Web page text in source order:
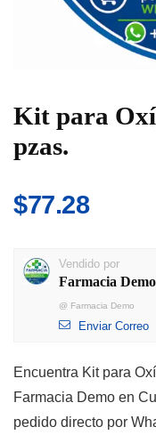
Kit para
pzas.
$77.28
Vendido por
Farmacia Demo
@ Farmacia Demo
Enviar Correo
Encuentra Kit para
Farmacia Demo en
pedido directo por